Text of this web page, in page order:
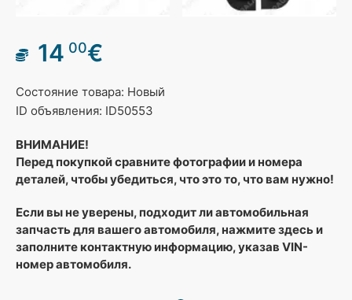
14 00€
Состояние товара: Новый
ID объявления: ID50553
ВНИМАНИЕ!
Перед покупкой сравните фотографии и номера
деталей, чтобы убедиться, что это то, что вам нужно!
Если вы не уверены, подходит ли автомобильная
запчасть для вашего автомобиля, нажмите здесь и
заполните контактную информацию, указав VIN-
номер автомобиля.